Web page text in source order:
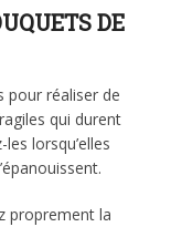
DE
pour réaliser de
qui durent
lorsqu’elles
proprement la